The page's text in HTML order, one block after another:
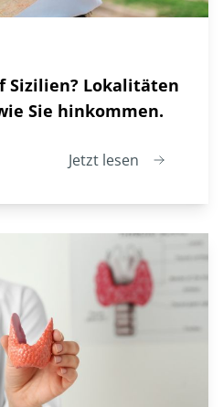
Sizilien? Lokalitäten
Sie hinkommen.
Jetzt lesen